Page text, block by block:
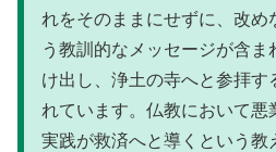
れをそのままにせずに、改め
う教訓的なメッセージが含
け出し、浄土の寺へと参拝す
れています。仏教において悪
実践が救済へと導くという教